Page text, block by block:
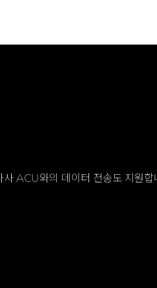
ACU와의 데이터 전송도 지원합